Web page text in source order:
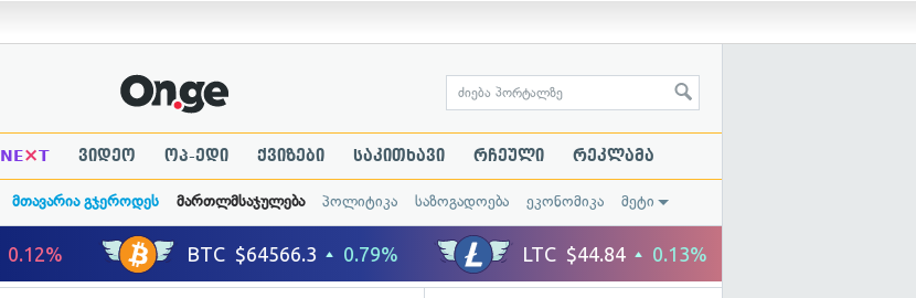
NE×T ვიდეო ოპ-ედი ქვიზები საკითხავი რჩეული რეკლამა
მთავარია გჯეროდეს მართლმსაჯულება პოლიტიკა საზოგადოება ეკონომიკა მეტი